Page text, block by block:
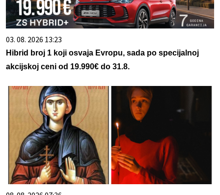
03. 08. 2026 13:23
Hibrid broj 1 koji osvaja Evropu, sada po specijalnoj
akcijskoj ceni od 19.990€ do 31.8.